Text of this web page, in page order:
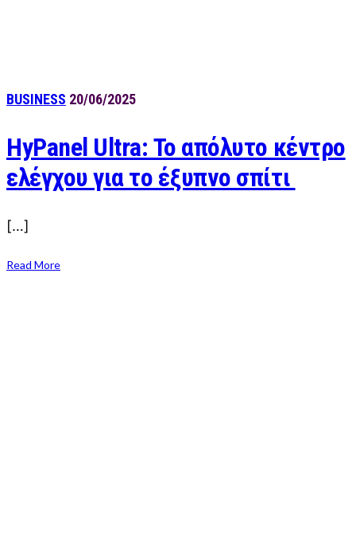
BUSINESS 20/06/2025
HyPanel Ultra: Το απόλυτο κέντρο
ελέγχου για το έξυπνο σπίτι
[…]
Read More